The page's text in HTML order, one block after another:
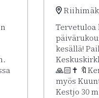
kesällä!
🙏🏻✝️
myös
Kestjo 30